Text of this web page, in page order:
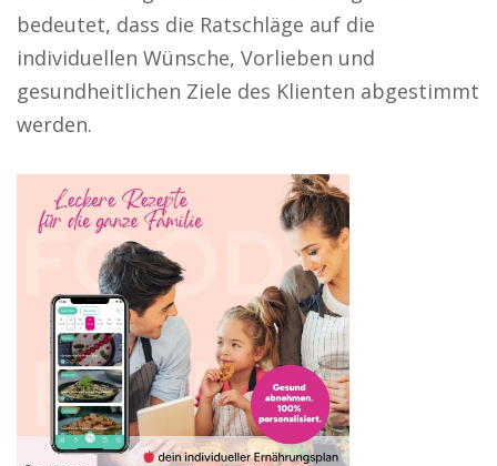
bedeutet, dass die Ratschläge auf die
individuellen Wünsche, Vorlieben und
gesundheitlichen Ziele des Klienten abgestimmt
werden.